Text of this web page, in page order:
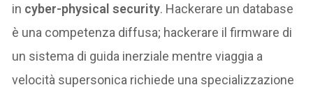
in cyber-physical security. Hackerare un database
è una competenza diffusa; hackerare il firmware di
un sistema di guida inerziale mentre viaggia a
velocità supersonica richiede una specializzazione